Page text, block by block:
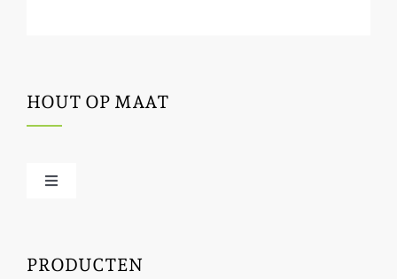
HOUT OP MAAT
Toggle
PRODUCTEN